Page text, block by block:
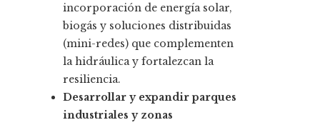
incorporación de energía solar,
biogás y soluciones distribuidas
(mini-redes) que complementen
la hidráulica y fortalezcan la
resiliencia.
Desarrollar y expandir parques
industriales y zonas